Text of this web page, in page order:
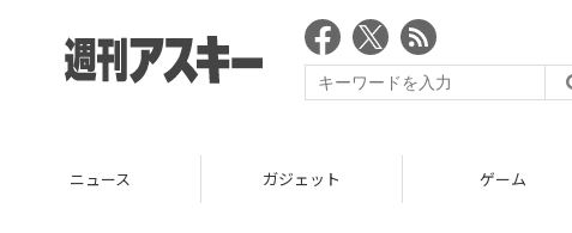
ニュース ガジェット ゲーム